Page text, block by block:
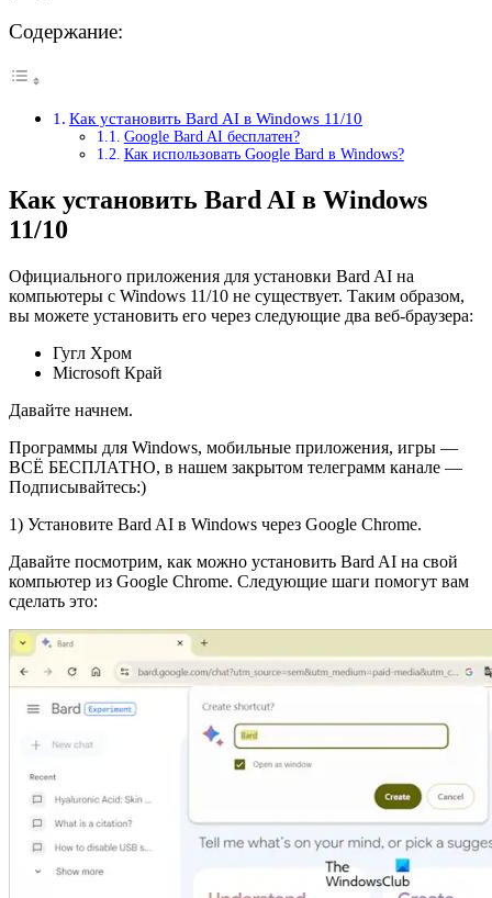
Содержание:
Как установить Bard AI в Windows 11/10
Google Bard AI бесплатен?
Как использовать Google Bard в Windows?
Как установить Bard AI в Windows
11/10
Официального приложения для установки Bard AI на
компьютеры с Windows 11/10 не существует. Таким образом,
вы можете установить его через следующие два веб-браузера:
Гугл Хром
Microsoft Край
Давайте начнем.
Программы для Windows, мобильные приложения, игры —
ВСЁ БЕСПЛАТНО, в нашем закрытом телеграмм канале —
Подписывайтесь:)
1) Установите Bard AI в Windows через Google Chrome.
Давайте посмотрим, как можно установить Bard AI на свой
компьютер из Google Chrome. Следующие шаги помогут вам
сделать это: